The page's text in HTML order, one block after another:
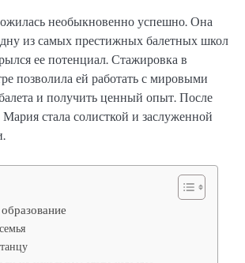
необыкновенно успешно. Она
из самых престижных балетных школ
ее потенциал. Стажировка в
позволила ей работать с мировыми
и получить ценный опыт. После
стала солисткой и заслуженной